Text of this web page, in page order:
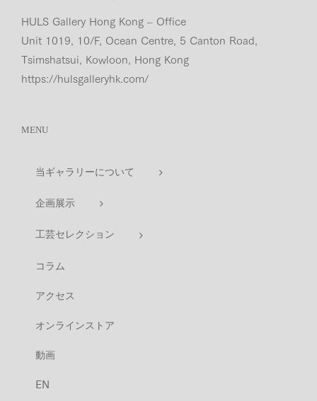
HULS Gallery Hong Kong – Office
Unit 1019, 10/F, Ocean Centre, 5 Canton Road,
Tsimshatsui, Kowloon, Hong Kong
https://hulsgalleryhk.com/
MENU
当ギャラリーについて
企画展示
工芸セレクション
コラム
アクセス
オンラインストア
動画
EN